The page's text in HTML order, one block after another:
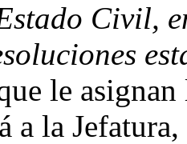
Civil,
le
a la